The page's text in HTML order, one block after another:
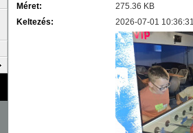
Méret:
275.36 KB
Keltezés:
2026-07-01 10:36:31